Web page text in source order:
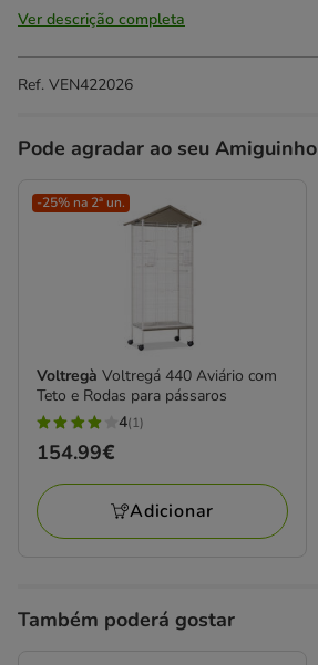
Ver descrição completa
Ref. VEN422026
Pode agradar ao seu Amiguinho
-25% na 2ª un.
Voltregà Voltregá 440 Aviário com
Teto e Rodas para pássaros
4
estrelas
com
1
avaliações
4(1)
Preço
154.99€
154.99€
Adicionar
Também poderá gostar